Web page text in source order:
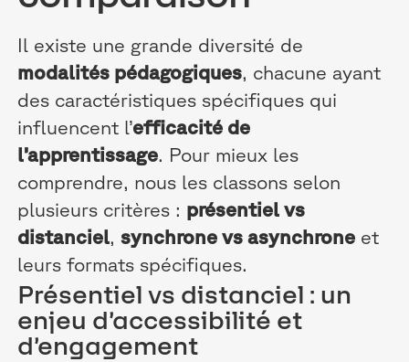
Il existe une grande diversité de
modalités pédagogiques, chacune ayant
des caractéristiques spécifiques qui
influencent l’efficacité de
l’apprentissage. Pour mieux les
comprendre, nous les classons selon
plusieurs critères : présentiel vs
distanciel,synchrone vs asynchrone et
leurs formats spécifiques.
Présentiel vs distanciel : un
enjeu d’accessibilité et
d’engagement